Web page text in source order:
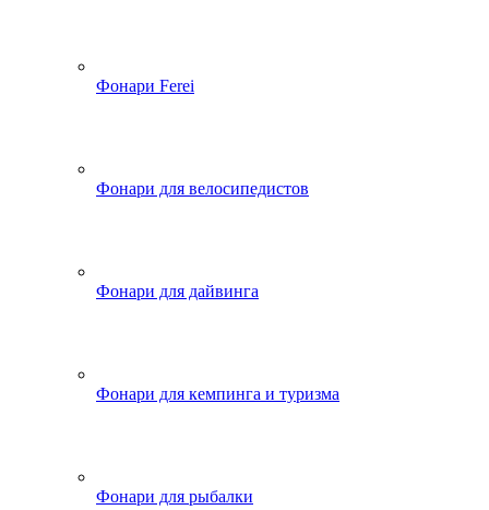
Фонари Ferei
Фонари для велосипедистов
Фонари для дайвинга
Фонари для кемпинга и туризма
Фонари для рыбалки